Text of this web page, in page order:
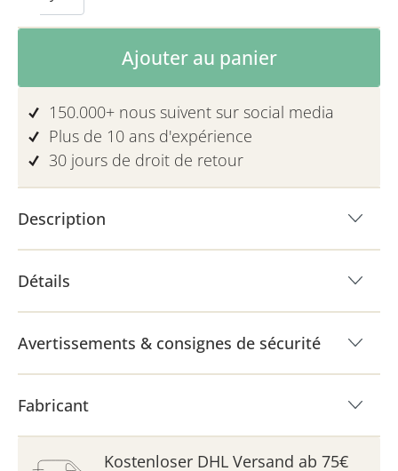
Quantité de produit : Entrez la
Ajouter au panier
150.000+ nous suivent sur social media
Plus de 10 ans d'expérience
30 jours de droit de retour
Description
Détails
Avertissements & consignes de sécurité
Fabricant
Kostenloser DHL Versand ab 75€